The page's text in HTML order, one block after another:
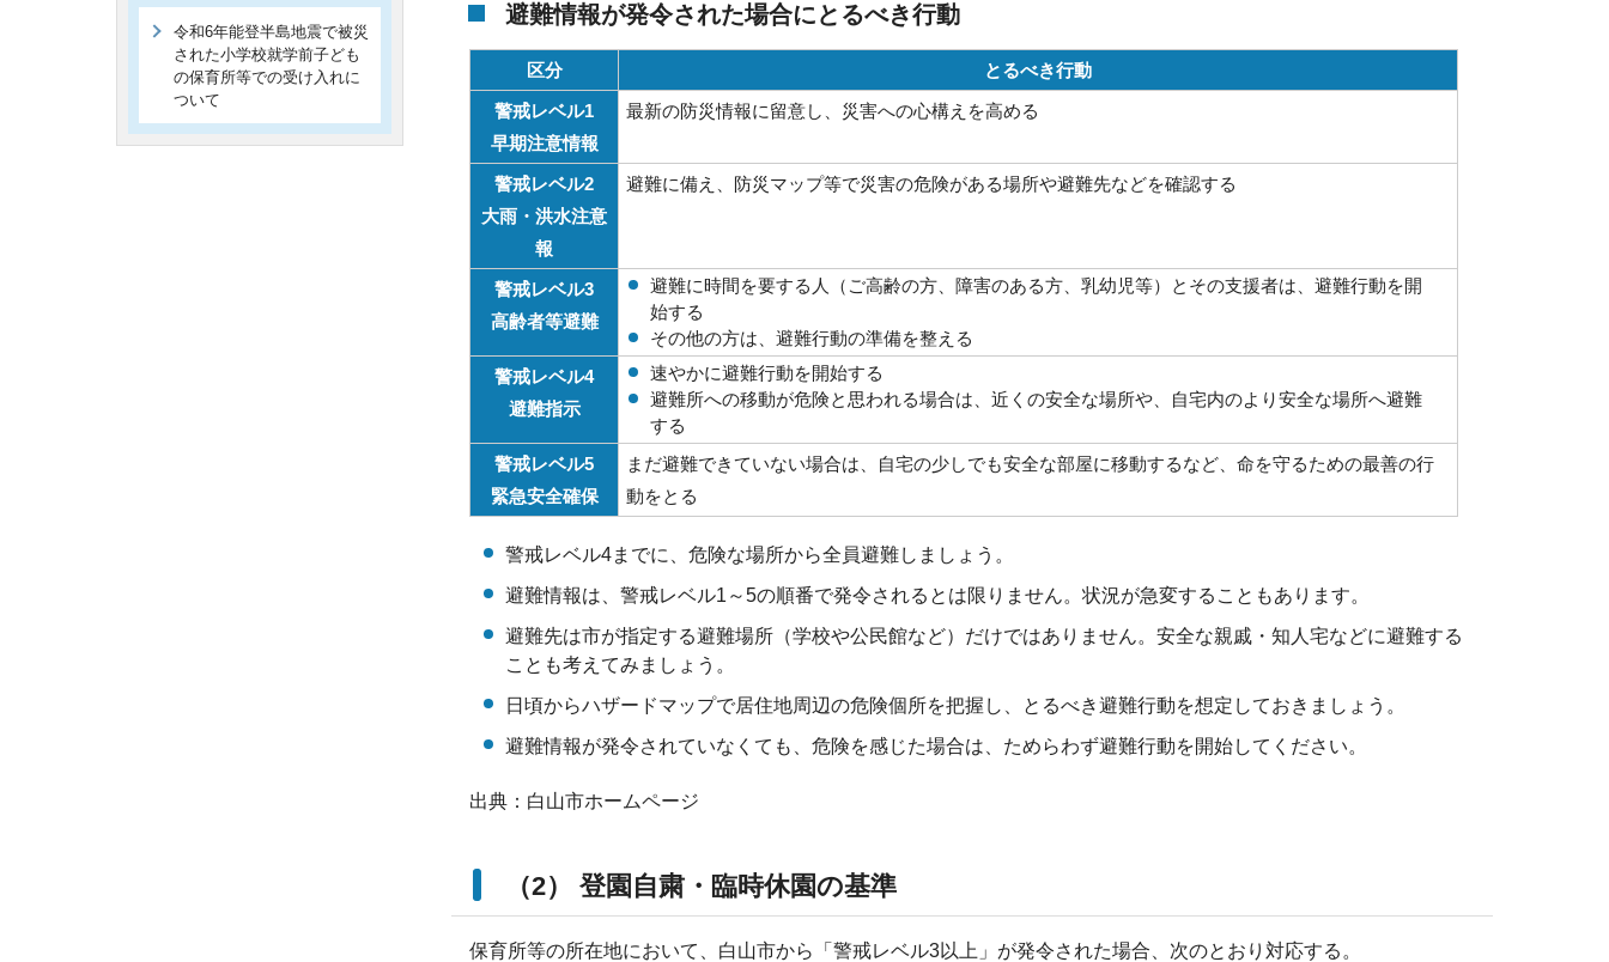
避難情報が発令された場合にとるべき行動
区分
とるべき行動
警戒レベル1
早期注意情報
最新の防災情報に留意し、災害への心構えを高める
警戒レベル2
大雨・洪水注意
報
避難に備え、防災マップ等で災害の危険がある場所や避難先などを確認する
警戒レベル3
高齢者等避難
避難に時間を要する人（ご高齢の方、障害のある方、乳幼児等）とその支援者は、避難行動を開
始する
その他の方は、避難行動の準備を整える
警戒レベル4
避難指示
速やかに避難行動を開始する
避難所への移動が危険と思われる場合は、近くの安全な場所や、自宅内のより安全な場所へ避難
する
警戒レベル5
緊急安全確保
まだ避難できていない場合は、自宅の少しでも安全な部屋に移動するなど、命を守るための最善の行
動をとる
警戒レベル4までに、危険な場所から全員避難しましょう。
避難情報は、警戒レベル1～5の順番で発令されるとは限りません。状況が急変することもあります。
避難先は市が指定する避難場所（学校や公民館など）だけではありません。安全な親戚・知人宅などに避難する
ことも考えてみましょう。
日頃からハザードマップで居住地周辺の危険個所を把握し、とるべき避難行動を想定しておきましょう。
避難情報が発令されていなくても、危険を感じた場合は、ためらわず避難行動を開始してください。
出典：白山市ホームページ
（2） 登園自粛・臨時休園の基準
保育所等の所在地において、白山市から「警戒レベル3以上」が発令された場合、次のとおり対応する。
令和6年能登半島地震で被災
された小学校就学前子ども
の保育所等での受け入れに
ついて